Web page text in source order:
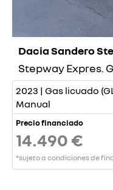
Dacia Sandero
Stepway Expres.
2023 | Gas licuado
Manual
Precio financiado
14.490 €
*sujeto a condiciones de